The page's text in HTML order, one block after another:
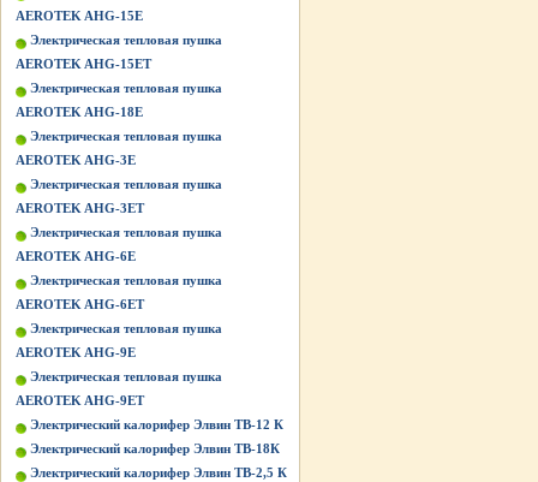
AEROTEK AHG-15E
Электрическая тепловая пушка
AEROTEK AHG-15ET
Электрическая тепловая пушка
AEROTEK AHG-18E
Электрическая тепловая пушка
AEROTEK AHG-3E
Электрическая тепловая пушка
AEROTEK AHG-3ET
Электрическая тепловая пушка
AEROTEK AHG-6E
Электрическая тепловая пушка
AEROTEK AHG-6ET
Электрическая тепловая пушка
AEROTEK AHG-9E
Электрическая тепловая пушка
AEROTEK AHG-9ET
Электрический калорифер Элвин ТВ-12 К
Электрический калорифер Элвин ТВ-18К
Электрический калорифер Элвин ТВ-2,5 К